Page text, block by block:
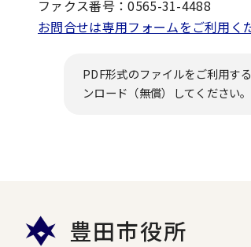
ファクス番号：0565-31-4488
お問合せは専用フォームをご利用く
PDF形式のファイルをご利用す
ンロード（無償）してください。
豊田市役所